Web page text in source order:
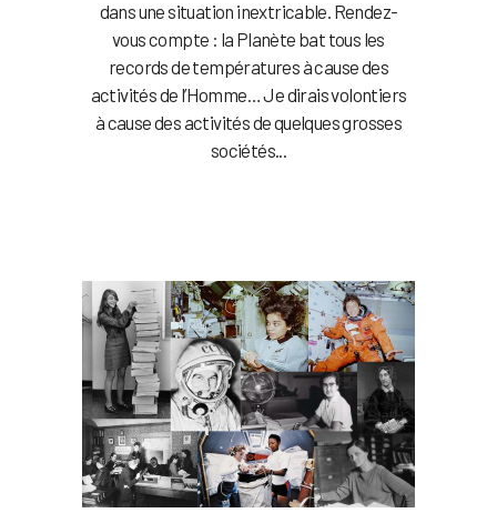
dans une situation inextricable. Rendez-
vous compte : la Planète bat tous les
records de températures à cause des
activités de l’Homme… Je dirais volontiers
à cause des activités de quelques grosses
sociétés...